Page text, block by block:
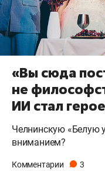
«Вы сюда
не
ИИ стал
Челнинскую «Белую
вниманием?
Комментарии 3